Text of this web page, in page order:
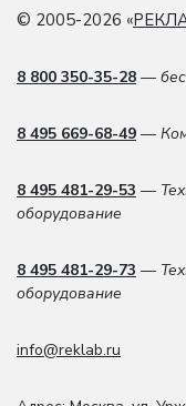
© 2005-2026 «
8 800 350-35-28 —
8 495 669-68-49 —
8 495 481-29-53 —
оборудование
8 495 481-29-73 —
оборудование
info@reklab.ru